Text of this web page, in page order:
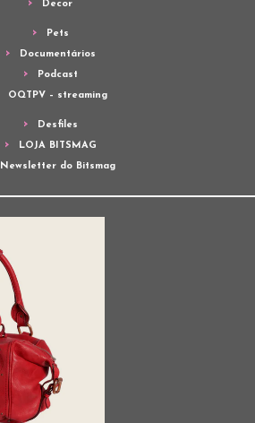
Decor
Pets
Documentários
Podcast
OQTPV – streaming
Desfiles
LOJA BITSMAG
Newsletter do Bitsmag